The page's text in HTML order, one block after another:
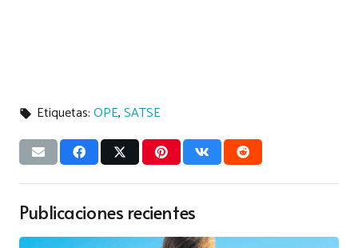
local_offer Etiquetas:OPE,SATSE
Publicaciones recientes